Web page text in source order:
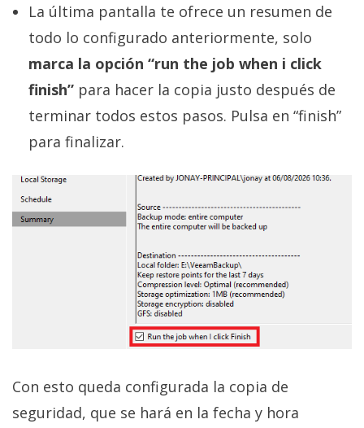
La última pantalla te ofrece un resumen de
todo lo configurado anteriormente, solo
marca la opción “run the job when i click
finish” para hacer la copia justo después de
terminar todos estos pasos. Pulsa en “finish”
para finalizar.
Con esto queda configurada la copia de
seguridad, que se hará en la fecha y hora